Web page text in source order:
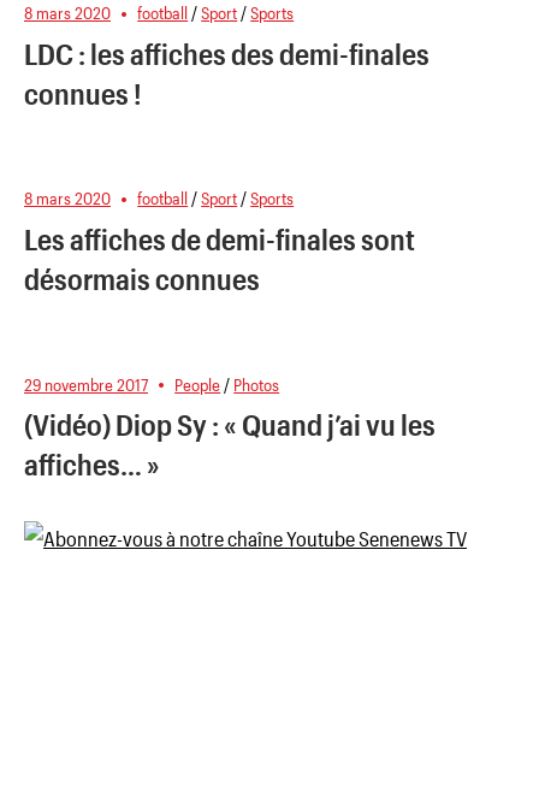
8 mars 2020 football /Sport /Sports
LDC : les affiches des demi-finales
connues !
8 mars 2020 football /Sport/Sports
Les affiches de demi-finales sont
désormais connues
29 novembre 2017 People / Photos
(Vidéo) Diop Sy : « Quand j’ai vu les
affiches… »